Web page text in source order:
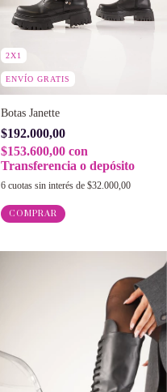
2X1
ENVÍO GRATIS
Botas Janette
$192.000,00
$153.600,00 con
Transferencia o depósito
6 cuotas sin interés de $32.000,00
COMPRAR